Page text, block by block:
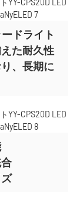
ドライト
た耐久性
、長期に